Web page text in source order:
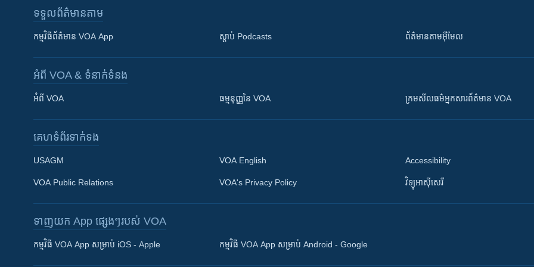
Khmer English
ទទួល​ព័ត៌មាន​តាម
កម្មវិធី​ព័ត៌មាន VOA App ស្តាប់ Podcasts ព័ត៌មាន​តាម​អ៊ីមែល
អំពី​ VOA & ទំនាក់ទំនង
អំពី​ VOA ធម្មនុញ្ញ​នៃ VOA ក្រម​​​សីលធម៌​​​អ្នក​​​សារព័ត៌មាន VOA
គេហទំព័រ​​ទាក់ទង
USAGM
VOA Public Relations
VOA English
VOA's Privacy Policy
Accessibility
វិទ្យុ​អាស៊ី​សេរី
ទាញយក​ App ផ្សេងៗ​របស់​ VOA
កម្មវិធី​ VOA App សម្រាប់ iOS - Apple កម្មវិធី​ VOA App សម្រាប់ Android - Google